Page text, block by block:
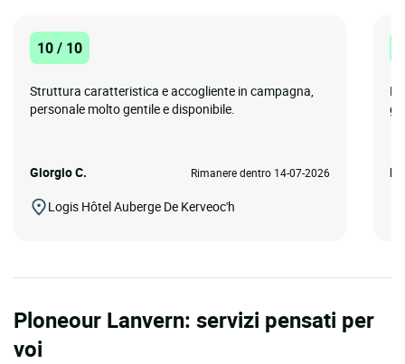
10 / 10
Struttura caratteristica e accogliente in campagna,
personale molto gentile e disponibile.
Giorgio C. Rimanere dentro 14-07-2026
Logis Hôtel Auberge De Kerveoc'h
Ploneour Lanvern: servizi pensati per
voi